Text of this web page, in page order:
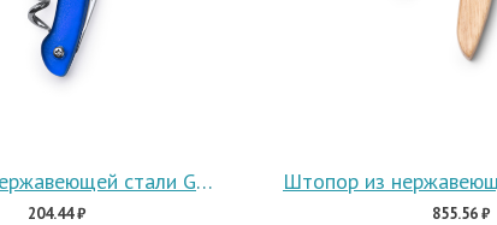
Штопор из нержавеющей стали GARNAC
204.44 ₽ 855.56 ₽